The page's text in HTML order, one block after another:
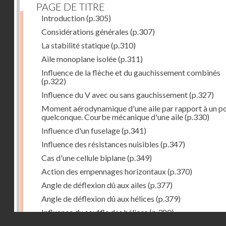
PAGE DE TITRE
Introduction(p.305)
Considérations générales (p.307)
La stabilité statique(p.310)
Aile monoplane isolée(p.311)
Influence de la flèche et du gauchissement combinés
(p.322)
Influence du V avec ou sans gauchissement(p.327)
Moment aérodynamique d'une aile par rapport à un
quelconque. Courbe mécanique d'une aile(p.330)
Influence d'un fuselage(p.341)
Influence des résistances nuisibles (p.347)
Cas d'une cellule biplane(p.349)
Action des empennages horizontaux(p.370)
Angle de déflexion dû aux ailes (p.377)
Angle de déflexion dû aux hélices (p.379)
Influence du souffle des hélices(p.380)